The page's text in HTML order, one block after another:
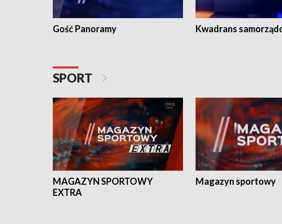
Gość Panoramy Kwadrans
SPORT
MAGAZYN SPORTOWY
EXTRA
Magazyn sportowy